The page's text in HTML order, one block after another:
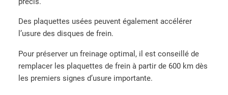
Des plaquettes usées peuvent également accélérer
l’usure des disques de frein.
Pour préserver un freinage optimal, il est conseillé de
remplacer les plaquettes de frein à partir de 600 km dès
les premiers signes d’usure importante.